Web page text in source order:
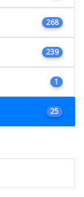
268
239
1
25